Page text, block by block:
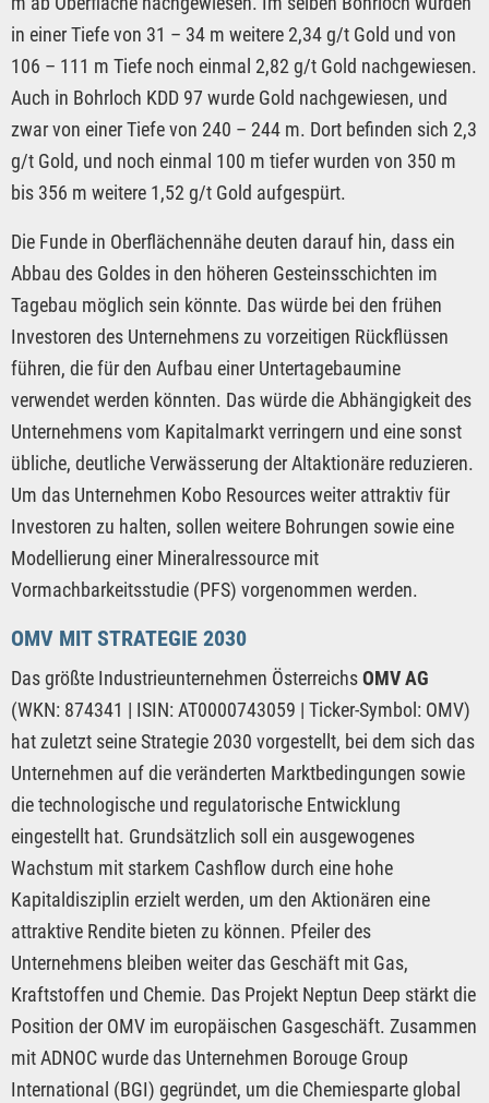
in einer Tiefe von 31 – 34 m weitere 2,34 g/t Gold und von
106 – 111 m Tiefe noch einmal 2,82 g/t Gold nachgewiesen.
Auch in Bohrloch KDD 97 wurde Gold nachgewiesen, und
zwar von einer Tiefe von 240 – 244 m. Dort befinden sich 2,3
g/t Gold, und noch einmal 100 m tiefer wurden von 350 m
bis 356 m weitere 1,52 g/t Gold aufgespürt.
Die Funde in Oberflächennähe deuten darauf hin, dass ein
Abbau des Goldes in den höheren Gesteinsschichten im
Tagebau möglich sein könnte. Das würde bei den frühen
Investoren des Unternehmens zu vorzeitigen Rückflüssen
führen, die für den Aufbau einer Untertagebaumine
verwendet werden könnten. Das würde die Abhängigkeit des
Unternehmens vom Kapitalmarkt verringern und eine sonst
übliche, deutliche Verwässerung der Altaktionäre reduzieren.
Um das Unternehmen Kobo Resources weiter attraktiv für
Investoren zu halten, sollen weitere Bohrungen sowie eine
Modellierung einer Mineralressource mit
Vormachbarkeitsstudie (PFS) vorgenommen werden.
OMV MIT STRATEGIE 2030
Das größte Industrieunternehmen ÖsterreichsOMV AG
(WKN: 874341 | ISIN: AT0000743059 | Ticker-Symbol: OMV)
hat zuletzt seine Strategie 2030 vorgestellt, bei dem sich das
Unternehmen auf die veränderten Marktbedingungen sowie
die technologische und regulatorische Entwicklung
eingestellt hat. Grundsätzlich soll ein ausgewogenes
Wachstum mit starkem Cashflow durch eine hohe
Kapitaldisziplin erzielt werden, um den Aktionären eine
attraktive Rendite bieten zu können. Pfeiler des
Unternehmens bleiben weiter das Geschäft mit Gas,
Kraftstoffen und Chemie. Das Projekt Neptun Deep stärkt die
Position der OMV im europäischen Gasgeschäft. Zusammen
mit ADNOC wurde das Unternehmen Borouge Group
International (BGI) gegründet, um die Chemiesparte global